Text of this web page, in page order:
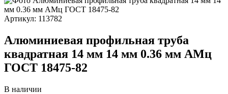
Артикул: 113782
Алюминиевая профильная труба
квадратная 14 мм 14 мм 0.36 мм АМц
ГОСТ 18475-82
В наличии